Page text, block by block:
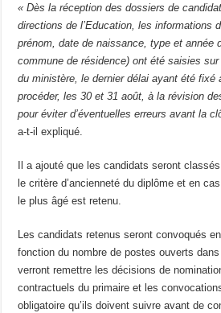
« Dès la réception des dossiers de
directions de l’Education, les informations
prénom, date de naissance, type et année
commune de résidence) ont été saisies
du ministère, le dernier délai ayant été fixé
procéder, les 30 et 31 août, à la révision
pour éviter d’éventuelles erreurs avant la
a-t-il expliqué.
Il a ajouté que les candidats seront
le critère d’ancienneté du diplôme et en
le plus âgé est retenu.
Les candidats retenus seront convoqués
fonction du nombre de postes ouverts
verront remettre les décisions de
contractuels du primaire et les
obligatoire qu’ils doivent suivre avant de